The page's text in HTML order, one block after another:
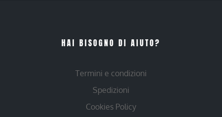
HAI BISOGNO DI AIUTO?
Termini e condizioni
Spedizioni
Cookies Policy